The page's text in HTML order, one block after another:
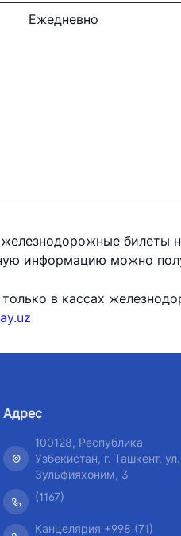
Ежедневно
билеты
информацию можно
в кассах
Адрес
100128, Республика
Узбекистан, г. Ташкент, ул.
Зульфияхоним, 3
(1167)
Канцелярия +998 (71)